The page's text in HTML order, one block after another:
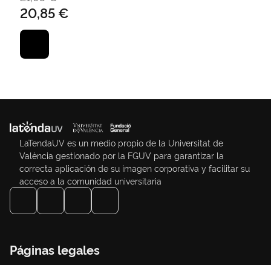
20,85 €
LaTendaUV es un medio propio de la Universitat de
València gestionado por la FGUV para garantizar la
correcta aplicación de su imagen corporativa y facilitar su
acceso a la comunidad universitaria
Páginas legales